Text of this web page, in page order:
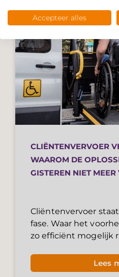
CLIËNTENVERVOER
WAAROM DE
GISTEREN NIET MEER
Cliëntenvervoer
fase. Waar het
zo efficiënt mogelijk
Lees
Accepteer alles